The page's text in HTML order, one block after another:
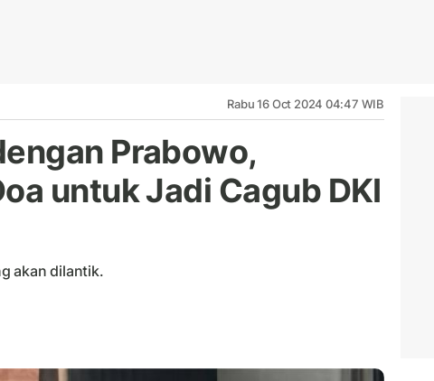
Rabu 16 Oct 2024 04:47 WIB
Prabowo,
untuk Jadi Cagub DKI
akan dilantik.